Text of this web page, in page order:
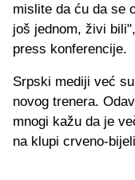
mislite da ću da se
još jednom, živi
press konferencije.
Srpski mediji već
novog trenera.
mnogi kažu da je
na klupi crveno-